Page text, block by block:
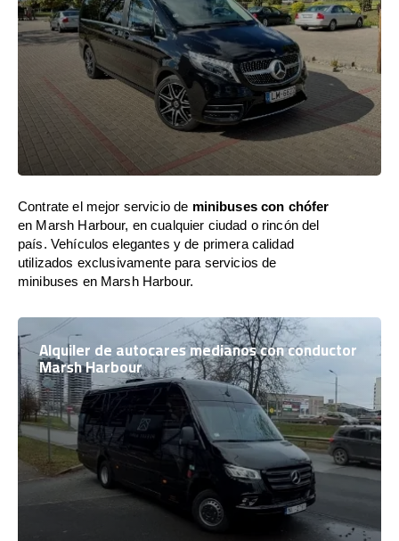
Contrate el mejor servicio de minibuses con chófer
en Marsh Harbour, en cualquier ciudad o rincón del
país. Vehículos elegantes y de primera calidad
utilizados exclusivamente para servicios de
minibuses en Marsh Harbour.
Alquiler de autocares medianos con conductor
Marsh Harbour